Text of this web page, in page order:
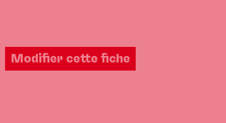
Modifier cette fiche